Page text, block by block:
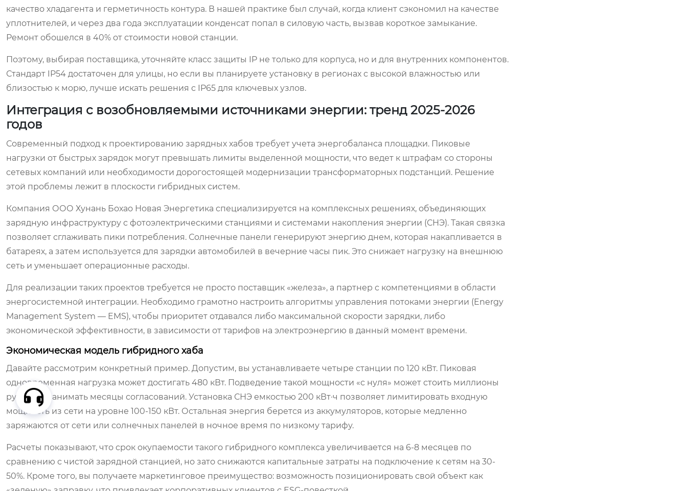
качество хладагента и герметичность контура. В нашей практике был случай, когда клиент сэкономил на качестве
уплотнителей, и через два года эксплуатации конденсат попал в силовую часть, вызвав короткое замыкание.
Ремонт обошелся в 40% от стоимости новой станции.
Поэтому, выбирая поставщика, уточняйте класс защиты IP не только для корпуса, но и для внутренних компонентов.
Стандарт IP54 достаточен для улицы, но если вы планируете установку в регионах с высокой влажностью или
близостью к морю, лучше искать решения с IP65 для ключевых узлов.
Интеграция с возобновляемыми источниками энергии: тренд 2025-2026
годов
Современный подход к проектированию зарядных хабов требует учета энергобаланса площадки. Пиковые
нагрузки от быстрых зарядок могут превышать лимиты выделенной мощности, что ведет к штрафам со стороны
сетевых компаний или необходимости дорогостоящей модернизации трансформаторных подстанций. Решение
этой проблемы лежит в плоскости гибридных систем.
Компания ООО Хунань Бохао Новая Энергетика специализируется на комплексных решениях, объединяющих
зарядную инфраструктуру с фотоэлектрическими станциями и системами накопления энергии (СНЭ). Такая связка
позволяет сглаживать пики потребления. Солнечные панели генерируют энергию днем, которая накапливается в
батареях, а затем используется для зарядки автомобилей в вечерние часы пик. Это снижает нагрузку на внешнюю
сеть и уменьшает операционные расходы.
Для реализации таких проектов требуется не просто поставщик «железа», а партнер с компетенциями в области
энергосистемной интеграции. Необходимо грамотно настроить алгоритмы управления потоками энергии (Energy
Management System — EMS), чтобы приоритет отдавался либо максимальной скорости зарядки, либо
экономической эффективности, в зависимости от тарифов на электроэнергию в данный момент времени.
Экономическая модель гибридного хаба
Давайте рассмотрим конкретный пример. Допустим, вы устанавливаете четыре станции по 120 кВт. Пиковая
одновременная нагрузка может достигать 480 кВт. Подведение такой мощности «с нуля» может стоить миллионы
рублей и занимать месяцы согласований. Установка СНЭ емкостью 200 кВт·ч позволяет лимитировать входную
мощность из сети на уровне 100-150 кВт. Остальная энергия берется из аккумуляторов, которые медленно
заряжаются от сети или солнечных панелей в ночное время по низкому тарифу.
Расчеты показывают, что срок окупаемости такого гибридного комплекса увеличивается на 6-8 месяцев по
сравнению с чистой зарядной станцией, но зато снижаются капитальные затраты на подключение к сетям на 30-
50%. Кроме того, вы получаете маркетинговое преимущество: возможность позиционировать свой объект как